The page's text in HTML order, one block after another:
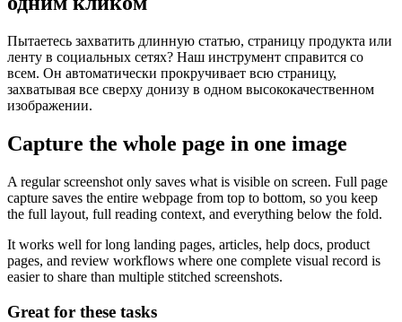
Пытаетесь захватить длинную статью, страницу продукта или
ленту в социальных сетях? Наш инструмент справится со
всем. Он автоматически прокручивает всю страницу,
захватывая все сверху донизу в одном высококачественном
изображении.
Capture the whole page in one image
A regular screenshot only saves what is visible on screen. Full page
capture saves the entire webpage from top to bottom, so you keep
the full layout, full reading context, and everything below the fold.
It works well for long landing pages, articles, help docs, product
pages, and review workflows where one complete visual record is
easier to share than multiple stitched screenshots.
Great for these tasks